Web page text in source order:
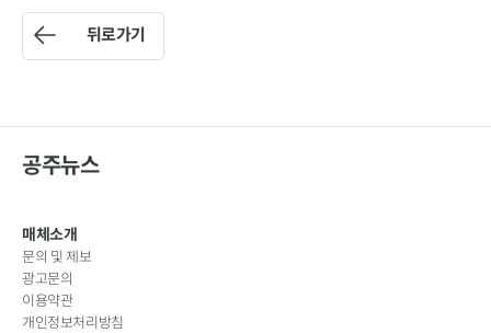
뒤로가기
공주뉴스
매체소개
문의 및 제보
광고문의
이용약관
개인정보처리방침